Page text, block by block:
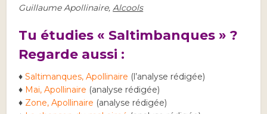
Guillaume Apollinaire,Alcools
Tu étudies « Saltimbanques » ?
Regarde aussi :
♦Saltimanques, Apollinaire (l’analyse rédigée)
♦ Mai, Apollinaire (analyse rédigée)
♦ Zone, Apollinaire (analyse rédigée)